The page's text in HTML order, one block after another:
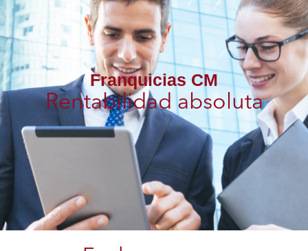
Franquicias CM
Rentabilidad absoluta